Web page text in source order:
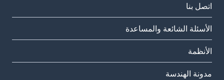
اتصل بنا
الأسئلة الشائعة والمساعدة
الأنظمة
مدونة الهندسة